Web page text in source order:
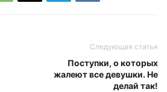
Следующая статья
Поступки, о которых
жалеют все девушки. Не
делай так!